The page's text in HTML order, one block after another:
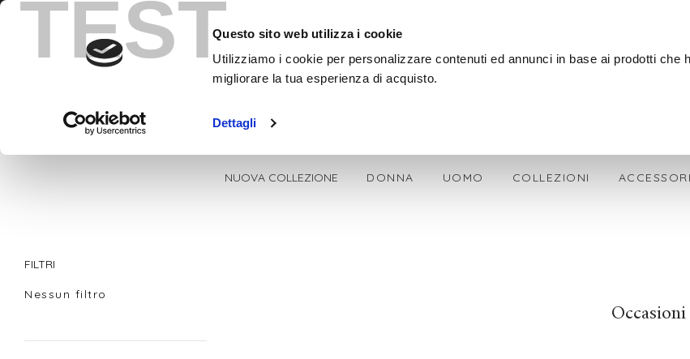
TESTQuesto sito web utilizza i cookie
Utilizziamo i cookie per personalizzare contenuti ed annunci in base ai prodotti che
migliorare la tua esperienza di acquisto.
Dettagli
Contatti +393780862799
SPEDIZIONE GRATIS + OMAGGIO SU OGNI ORDINE
NUOVA COLLEZIONE DONNA UOMO COLLEZIONI ACCESSORI
FILTRI
Nessun filtro
Occasioni